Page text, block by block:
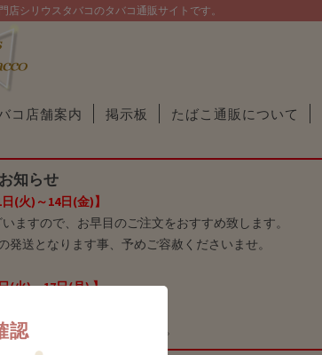
シリウスタバコのタバコ通販サイトです。
コ店舗案内 掲示板 たばこ通販について
知らせ
(火)～14日(金)】
すので、お早目のご注文をおすすめ致します。
送となります事、予めご容赦くださいませ。
(火)～17日(月) 】
での営業とさせて頂きます。
認